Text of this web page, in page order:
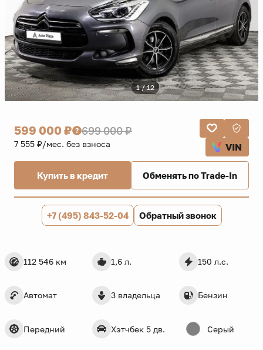
1 / 12
112 546 км 1,6 л. 150 л.с.
Автомат 3 владельца Бензин
Передний Хэтчбек 5 дв. Серый
599 000 ₽ 699 000 ₽
7 555 ₽/мес. без взноса VIN
Купить в кредит Обменять по Trade-In
+7 (495) 843-52-04 Обратный звонок